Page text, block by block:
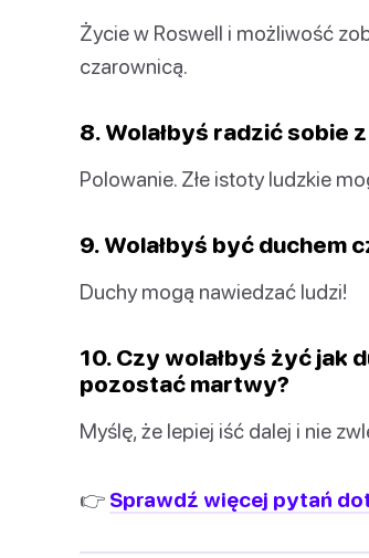
Życie w Roswell i możliwość
czarownicą.
8. Wolałbyś radzić sobie
Polowanie. Złe istoty ludzkie
9. Wolałbyś być duchem
Duchy mogą nawiedzać ludzi!
10. Czy wolałbyś żyć jak
pozostać martwy?
Myślę, że lepiej iść dalej i nie
👉 Sprawdź więcej pytań